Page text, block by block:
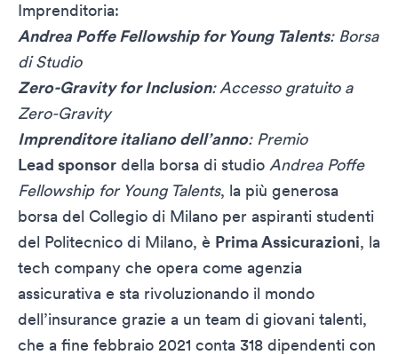
Imprenditoria:
Andrea Poffe Fellowship for Young Talents: Borsa
di Studio
Zero-Gravity for Inclusion: Accesso gratuito a
Zero-Gravity
Imprenditore italiano dell’anno: Premio
Lead sponsor della borsa di studio Andrea Poffe
Fellowship for Young Talents, la più generosa
borsa del Collegio di Milano per aspiranti studenti
del Politecnico di Milano, è Prima Assicurazioni, la
tech company che opera come agenzia
assicurativa e sta rivoluzionando il mondo
dell’insurance grazie a un team di giovani talenti,
che a fine febbraio 2021 conta 318 dipendenti con